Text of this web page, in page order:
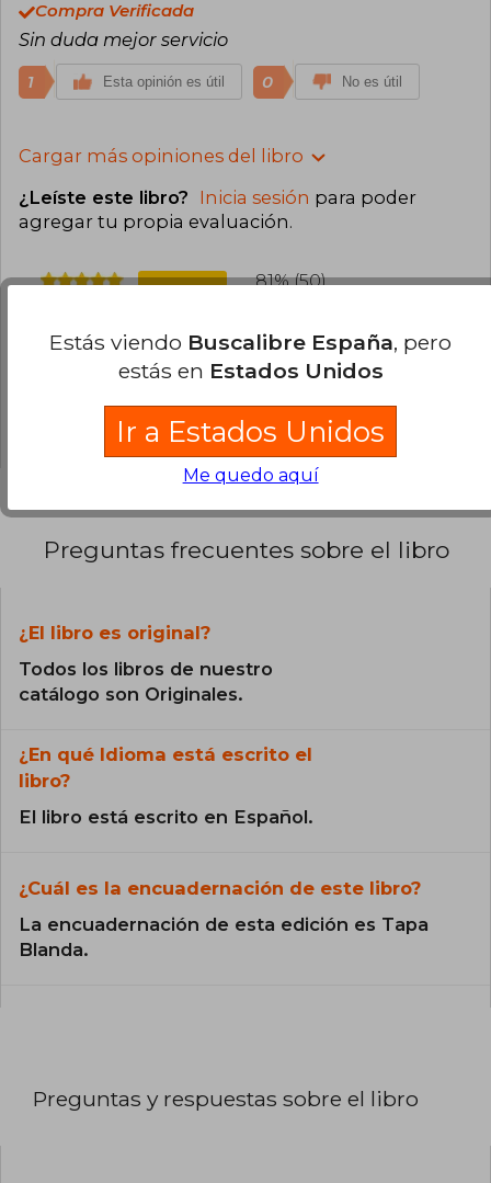
Compra Verificada
Sin duda mejor servicio
1 Esta opinión es útil 0 No es útil
Cargar más opiniones del libro
¿Leíste este libro? Inicia sesión para poder
agregar tu propia evaluación.
81% (50)
6% (4)
3% (2)
Preguntas frecuentes sobre el libro
¿El libro es original?
Todos los libros de nuestro
catálogo son Originales.
¿En qué Idioma está escrito el
libro?
El libro está escrito en Español.
¿Cuál es la encuadernación de este libro?
La encuadernación de esta edición es Tapa
Blanda.
Preguntas y respuestas sobre el libro
Estás viendo Buscalibre España, pero
estás en Estados Unidos
Ir a Estados Unidos
Me quedo aquí